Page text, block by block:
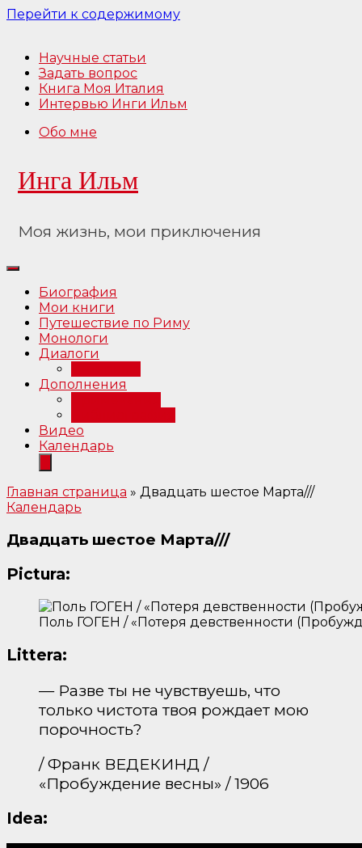
Перейти к содержимому
Научные статьи
Задать вопрос
Книга Моя Италия
Интервью Инги Ильм
Обо мне
Инга Ильм
Моя жизнь, мои приключения
Биография
Мои книги
Путешествие по Риму
Монологи
Диалоги
Дополнения
Видео
Календарь
Главная страница » Двадцать шестое Марта///
Календарь
Двадцать шестое Марта///
Pictura:
Поль ГОГЕН / «Потеря девственности
Littera:
— Разве ты не чувствуешь, что
только чистота твоя рождает мою
порочность?
/ Франк ВЕДЕКИНД /
«Пробуждение весны» / 1906
Idea: